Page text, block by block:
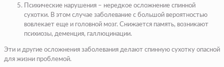
Психические нарушения – нередкое осложнение спинной
сухотки. В этом случае заболевание с большой вероятностью
вовлекает еще и головной мозг. Снижается память, возникают
психиозы, деменция, галлюцинации.
Эти и другие осложнения заболевания делают спинную сухотку опасной
для жизни проблемой.